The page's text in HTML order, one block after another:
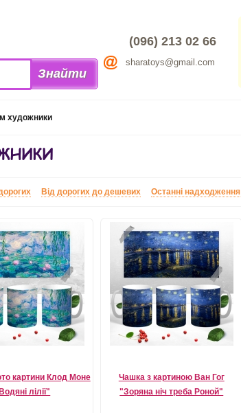
(096) 213 02 66
sharatoys@gmail.com
художники
Від дорогих до дешевих Останні надходження
картини Клод Моне
лілії"
Чашка з картиною Ван Гог
"Зоряна ніч треба Роной"